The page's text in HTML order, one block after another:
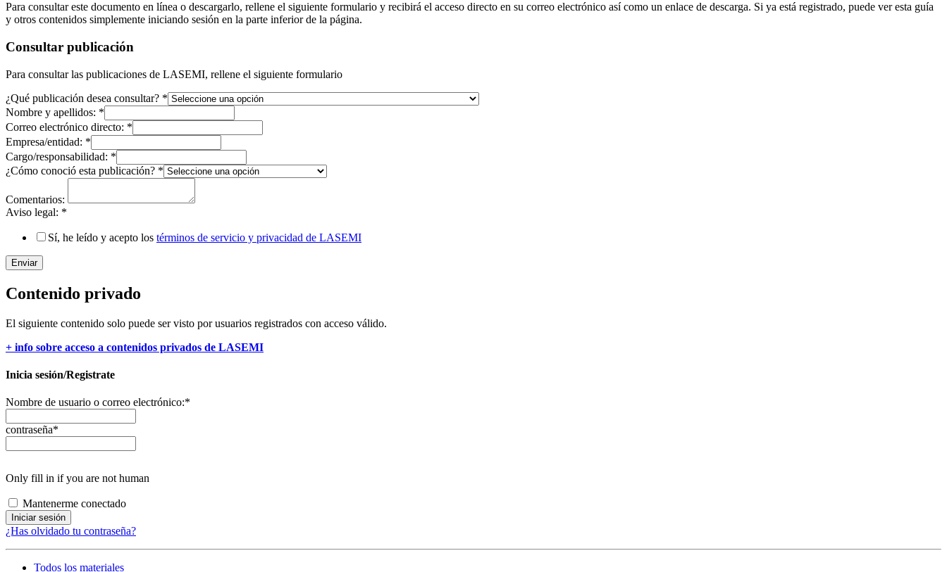
Para consultar este documento en línea o descargarlo, rellene el siguiente formulario y recibirá el acceso directo en su correo electrónico así como un enlace de descarga. Si ya está registrado, puede ver esta guía
y otros contenidos simplemente iniciando sesión en la parte inferior de la página.
Consultar publicación
Para consultar las publicaciones de LASEMI, rellene el siguiente formulario
¿Qué publicación desea consultar? *
Nombre y apellidos: *
Correo electrónico directo: *
Empresa/entidad: *
Cargo/responsabilidad: *
¿Cómo conoció esta publicación? *
Comentarios:
Aviso legal: *
Sí, he leído y acepto los términos de servicio y privacidad de LASEMI
Enviar
Contenido privado
El siguiente contenido solo puede ser visto por usuarios registrados con acceso válido.
+ info sobre acceso a contenidos privados de LASEMI
Inicia sesión/Registrate
Nombre de usuario o correo electrónico:*
contraseña*
Only fill in if you are not human
Mantenerme conectado
¿Has olvidado tu contraseña?
Todos los materiales